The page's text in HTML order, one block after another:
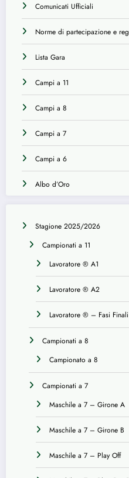
Comunicati Ufficiali
Norme di partecipazione e
Lista Gara
Campi a 11
Campi a 8
Campi a 7
Campi a 6
Albo d’Oro
Stagione 2025/2026
Campionati a 11
Lavoratore ® A1
Lavoratore ® A2
Lavoratore ® – Fasi Finali
Campionati a 8
Campionato a 8
Campionati a 7
Maschile a 7 – Girone A
Maschile a 7 – Girone B
Maschile a 7 – Play Off